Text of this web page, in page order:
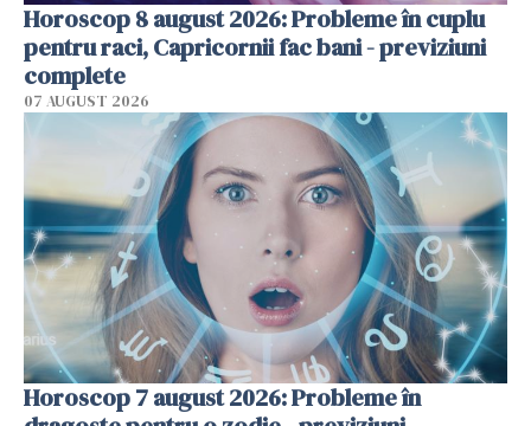
Horoscop 8 august 2026: Probleme în cuplu
pentru raci, Capricornii fac bani - previziuni
complete
07 AUGUST 2026
Horoscop 7 august 2026: Probleme în